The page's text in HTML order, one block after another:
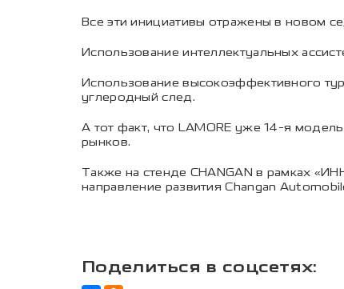
Все эти инициативы отражены в новом
Использование интеллектуальных
Использование высокоэффективного
углеродный след.
А тот факт, что LAMORE уже 14-я
рынков.
Также на стенде CHANGAN в рамках
направление развития Changan
Поделиться в соцсетях: